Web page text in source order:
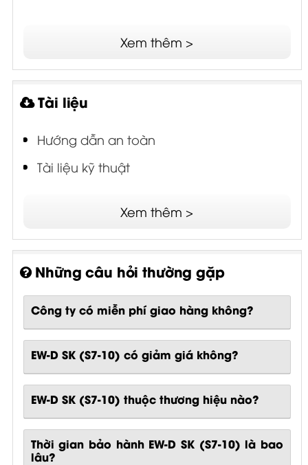
Xem thêm >
Tài liệu
Hướng dẫn an toàn
Tài liệu kỹ thuật
Xem thêm >
Những câu hỏi thường gặp
Công ty có miễn phí giao hàng không?
EW-D SK (S7-10) có giảm giá không?
EW-D SK (S7-10) thuộc thương hiệu nào?
Thời gian bảo hành EW-D SK (S7-10) là bao
lâu?